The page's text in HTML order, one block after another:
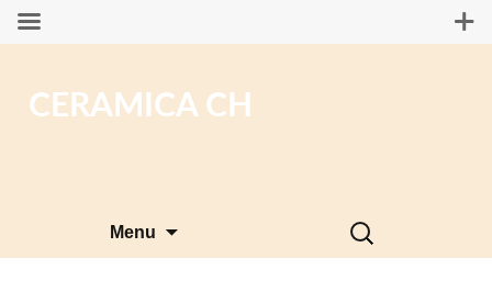
CERAMICA CH
Menu
Rechercher :